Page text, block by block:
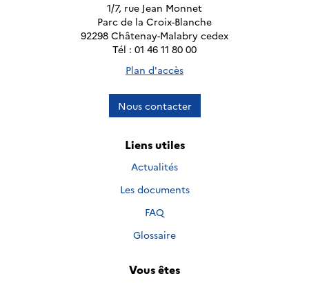
1/7, rue Jean Monnet
Parc de la Croix-Blanche
92298 Châtenay-Malabry cedex
Tél : 01 46 11 80 00
Plan d'accès
Nous contacter
Liens utiles
Actualités
Les documents
FAQ
Glossaire
Vous êtes